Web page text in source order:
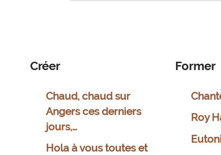
Créer
Chaud, chaud sur
Angers ces derniers
jours,…
Hola à vous toutes et
Former
Roy